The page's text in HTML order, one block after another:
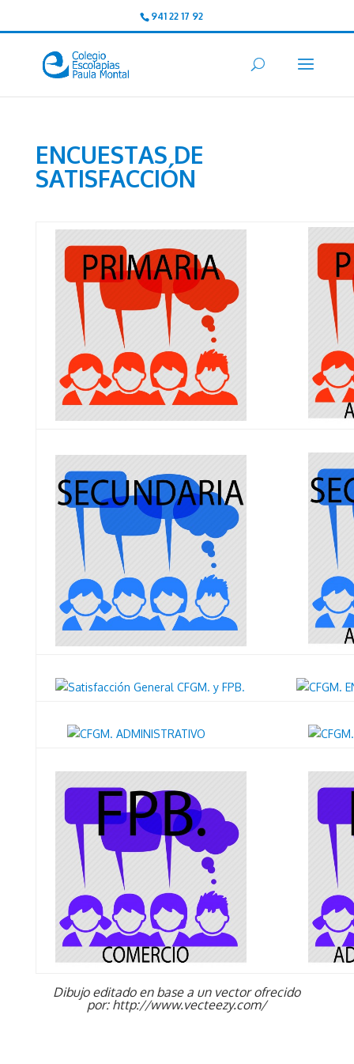
941 22 17 92
ENCUESTAS DE
SATISFACCIÓN
Dibujo editado en base a un vector ofrecido
por: http://www.vecteezy.com/